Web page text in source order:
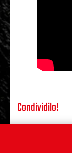
Condividilo!